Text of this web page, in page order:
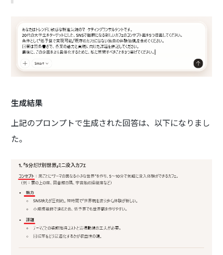
生成結果
上記のプロンプトで生成された回答は、以下になりまし
た。